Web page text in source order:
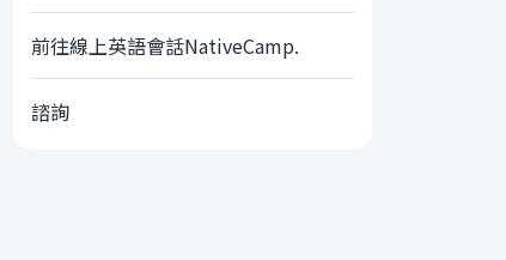
前往線上英語會話NativeCamp.
諮詢